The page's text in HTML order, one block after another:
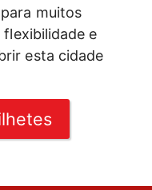
muitos
e
esta cidade